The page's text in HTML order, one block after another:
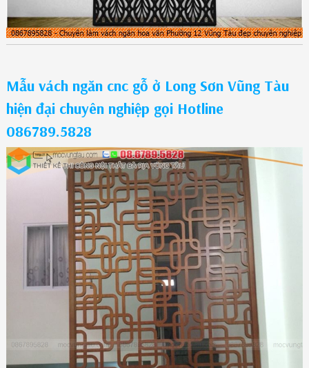
Mẫu vách ngăn cnc gỗ ở Long Sơn Vũng Tàu
hiện đại chuyên nghiệp gọi Hotline
086789.5828